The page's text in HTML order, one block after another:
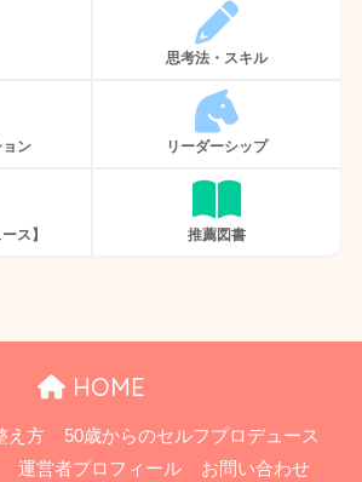
思考法・スキル
ン リーダーシップ
ス】 推薦図書
HOME
え方
50歳からのセルフプロデュース
運営者プロフィール お問い合わせ